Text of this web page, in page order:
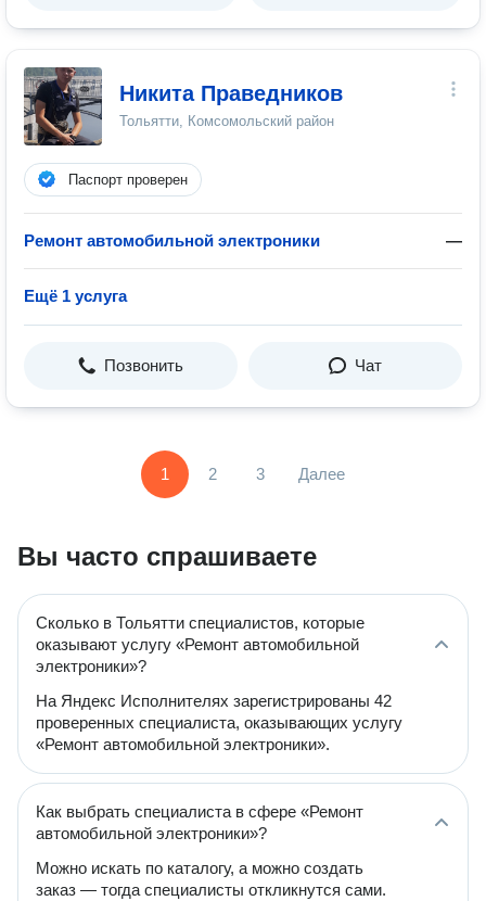
Никита Праведников
Тольятти, Комсомольский район
Паспорт проверен
Ремонт автомобильной электроники —
Ещё 1 услуга
Позвонить Чат
1 2 3 Далее
Вы часто спрашиваете
Сколько в Тольятти специалистов, которые
оказывают услугу «Ремонт автомобильной
электроники»?
На Яндекс Исполнителях зарегистрированы 42
проверенных специалиста, оказывающих услугу
«Ремонт автомобильной электроники».
Как выбрать специалиста в сфере «Ремонт
автомобильной электроники»?
Можно искать по каталогу, а можно создать
заказ — тогда специалисты откликнутся сами.